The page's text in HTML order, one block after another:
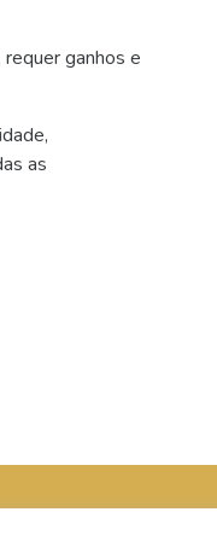
ganhos e
as